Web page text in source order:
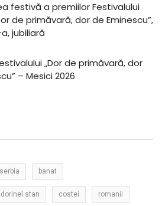
festivă a premiilor Festivalului
de primăvară, dor de Eminescu”,
jubiliară
„Dor de primăvară, dor
– Mesici 2026
serbia banat
dorinel stan costei romanii